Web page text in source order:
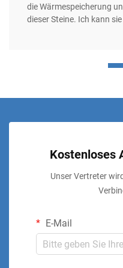
die Wärmespeicherung
dieser Steine. Ich kann
Kostenloses
Unser Vertreter
E-Mail